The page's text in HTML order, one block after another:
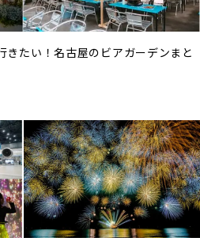
きたい！名古屋のビアガーデンまと